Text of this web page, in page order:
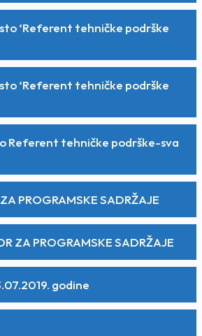
‘Referent tehničke podrške
‘Referent tehničke podrške
Referent tehničke podrške-sva
PROGRAMSKE SADRŽAJE
ZA PROGRAMSKE SADRŽAJE
godine